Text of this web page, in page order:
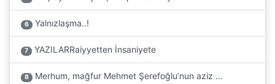
6 Yalnızlaşma..!
7 YAZILARRaiyyetten İnsaniyete
8 Merhum, mağfur Mehmet Şerefoğlu’nun aziz ...